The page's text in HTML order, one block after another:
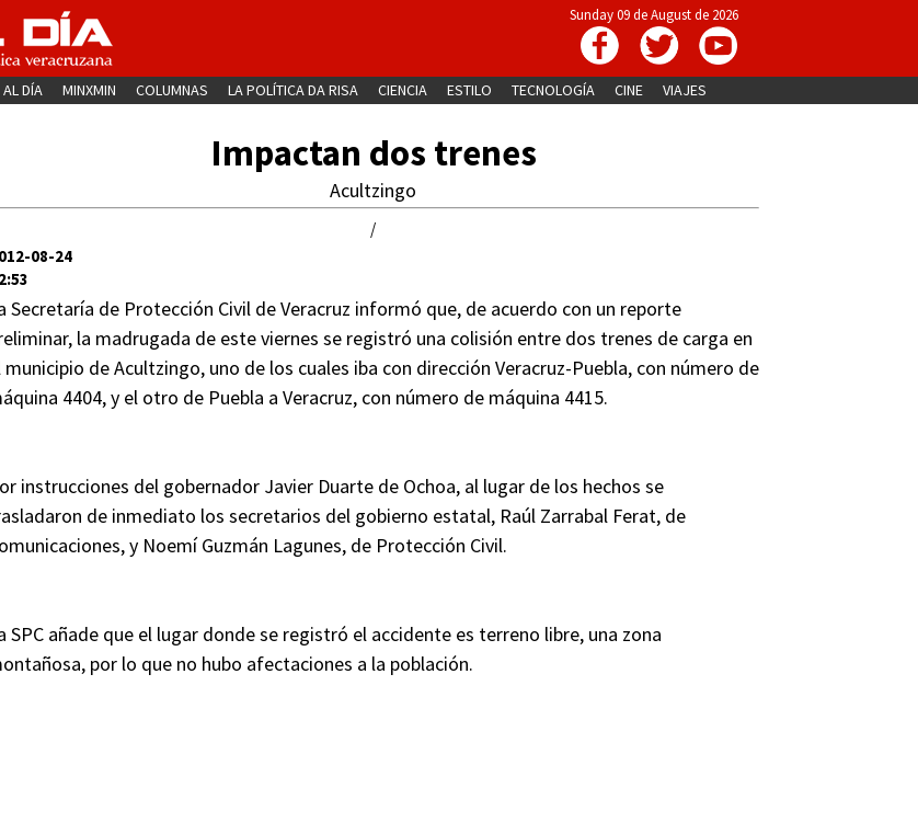
Sunday 09 de August de 2026
DÍA MINXMIN COLUMNAS LA POLÍTICA DA RISA CIENCIA ESTILO TECNOLOGÍA CINE VIAJES
Impactan dos trenes
Acultzingo
/
08-24
Secretaría de Protección Civil de Veracruz informó que, de acuerdo con un reporte
la madrugada de este viernes se registró una colisión entre dos trenes de carga en
municipio de Acultzingo, uno de los cuales iba con dirección Veracruz-Puebla, con número de
4404, y el otro de Puebla a Veracruz, con número de máquina 4415.
instrucciones del gobernador Javier Duarte de Ochoa, al lugar de los hechos se
de inmediato los secretarios del gobierno estatal, Raúl Zarrabal Ferat, de
y Noemí Guzmán Lagunes, de Protección Civil.
SPC añade que el lugar donde se registró el accidente es terreno libre, una zona
por lo que no hubo afectaciones a la población.